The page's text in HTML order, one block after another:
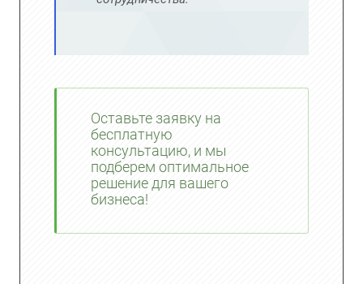
Оставьте заявку на
бесплатную
консультацию, и мы
подберем оптимальное
решение для вашего
бизнеса!